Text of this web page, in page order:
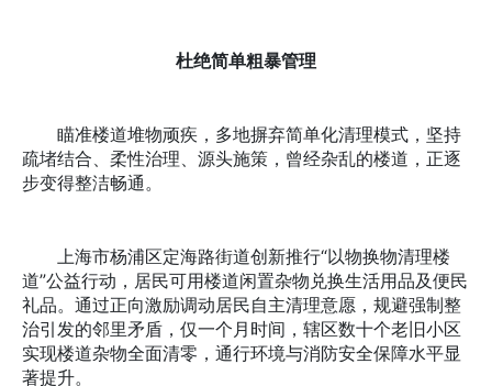
杜绝简单粗暴管理
瞄准楼道堆物顽疾，多地摒弃简单化清理模式，坚持
疏堵结合、柔性治理、源头施策，曾经杂乱的楼道，正逐
步变得整洁畅通。
上海市杨浦区定海路街道创新推行“以物换物清理楼
道”公益行动，居民可用楼道闲置杂物兑换生活用品及便民
礼品。通过正向激励调动居民自主清理意愿，规避强制整
治引发的邻里矛盾，仅一个月时间，辖区数十个老旧小区
实现楼道杂物全面清零，通行环境与消防安全保障水平显
著提升。